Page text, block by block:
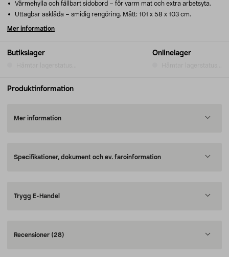
Butikslager Onlinelager
Värmehylla och fällbart sidobord – för varm mat och extra arbetsyta.
Uttagbar asklåda – smidig rengöring. Mått: 101 x 58 x 103 cm.
Mer information
Produktinformation
Mer information
Specifikationer, dokument och ev. faroinformation
Trygg E-Handel
Recensioner (28)